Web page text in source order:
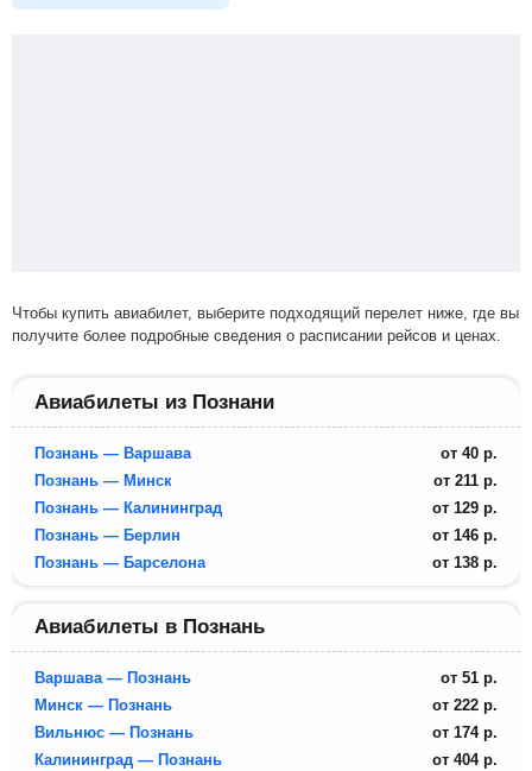
Чтобы купить авиабилет, выберите подходящий перелет ниже, где вы
получите более подробные сведения о расписании рейсов и ценах.
Авиабилеты из Познани
Познань — Варшава от 40 р.
Познань — Минск
от 211 р.
Познань — Калининград
от 129 р.
Познань — Берлин
от 146 р.
Познань — Барселона
от 138 р.
Авиабилеты в Познань
Варшава — Познань от 51 р.
Минск — Познань
от 222 р.
Вильнюс — Познань
от 174 р.
Калининград — Познань
от 404 р.